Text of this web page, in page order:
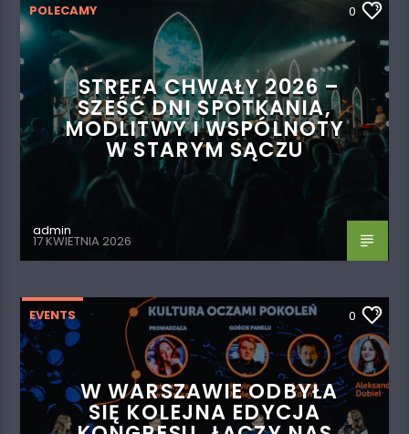
POLECAMY 0
STREFA CHWAŁY 2026 –
SZEŚĆ DNI SPOTKANIA,
MODLITWY I WSPÓLNOTY
W STARYM SĄCZU
admin
17 KWIETNIA 2026
EVENTS 0
W WARSZAWIE ODBYŁA
SIĘ KOLEJNA EDYCJA